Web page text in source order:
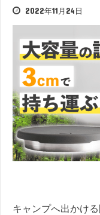
2022年11月24日
キャンプへ出かけ